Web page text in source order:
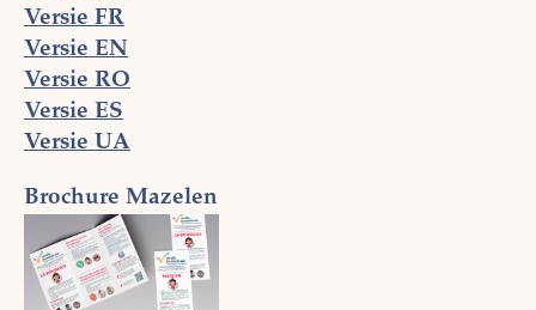
Versie FR
Versie EN
Versie RO
Versie ES
Versie UA
Brochure Mazelen